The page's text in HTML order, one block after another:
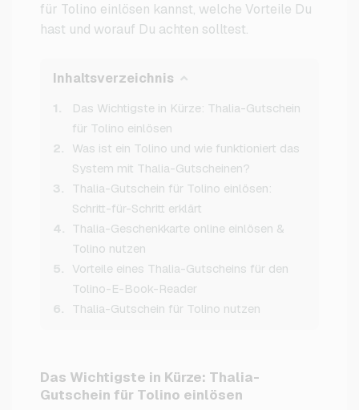
für Tolino einlösen kannst, welche Vorteile Du
hast und worauf Du achten solltest.
Inhaltsverzeichnis
Das Wichtigste in Kürze: Thalia-Gutschein
für Tolino einlösen
Was ist ein Tolino und wie funktioniert das
System mit Thalia-Gutscheinen?
Thalia-Gutschein für Tolino einlösen:
Schritt-für-Schritt erklärt
Thalia-Geschenkkarte online einlösen &
Tolino nutzen
Vorteile eines Thalia-Gutscheins für den
Tolino-E-Book-Reader
Thalia-Gutschein für Tolino nutzen
Das Wichtigste in Kürze: Thalia-
Gutschein für Tolino einlösen